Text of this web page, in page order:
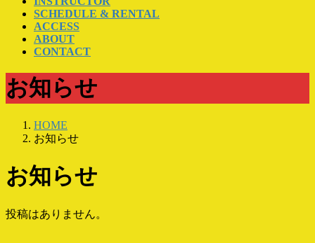
SCHEDULE & RENTAL
ACCESS
ABOUT
CONTACT
お知らせ
HOME
お知らせ
お知らせ
投稿はありません。